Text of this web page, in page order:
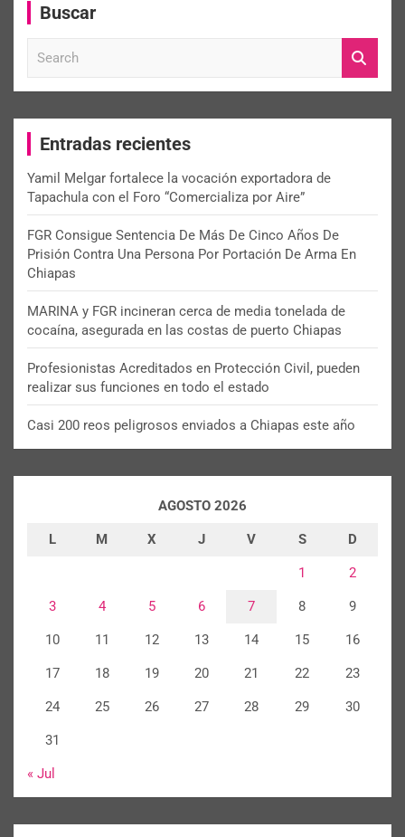
Buscar
c
Entradas recientes
Yamil Melgar fortalece la vocación exportadora de
Tapachula con el Foro “Comercializa por Aire”
FGR Consigue Sentencia De Más De Cinco Años De
Prisión Contra Una Persona Por Portación De Arma En
Chiapas
MARINA y FGR incineran cerca de media tonelada de
cocaína, asegurada en las costas de puerto Chiapas
Profesionistas Acreditados en Protección Civil, pueden
realizar sus funciones en todo el estado
Casi 200 reos peligrosos enviados a Chiapas este año
AGOSTO 2026
L M X J V S D
1 2
3 4 5 6 7 8 9
10 11 12 13 14 15 16
17 18 19 20 21 22 23
24 25 26 27 28 29 30
31
« Jul